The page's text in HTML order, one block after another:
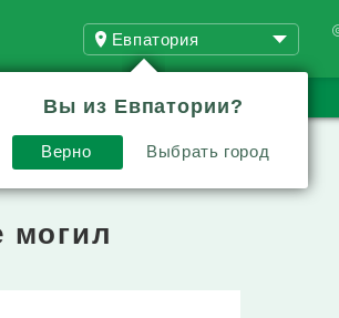
Евпатория
могил
Вы из Евпатории?
Верно Выбрать город